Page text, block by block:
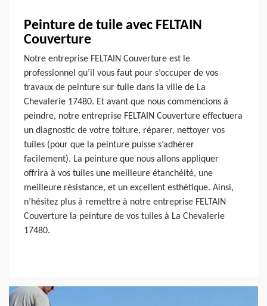
Peinture de tuile avec FELTAIN
Couverture
Notre entreprise FELTAIN Couverture est le
professionnel qu’il vous faut pour s’occuper de vos
travaux de peinture sur tuile dans la ville de La
Chevalerie 17480. Et avant que nous commencions à
peindre, notre entreprise FELTAIN Couverture effectuera
un diagnostic de votre toiture, réparer, nettoyer vos
tuiles (pour que la peinture puisse s’adhérer
facilement). La peinture que nous allons appliquer
offrira à vos tuiles une meilleure étanchéité, une
meilleure résistance, et un excellent esthétique. Ainsi,
n’hésitez plus à remettre à notre entreprise FELTAIN
Couverture la peinture de vos tuiles à La Chevalerie
17480.